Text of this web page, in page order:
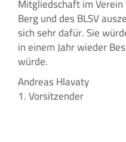
Mitgliedschaft im
Berg und des BLSV
sich sehr dafür. Sie
in einem Jahr wieder
würde.
Andreas Hlavaty
1. Vorsitzender